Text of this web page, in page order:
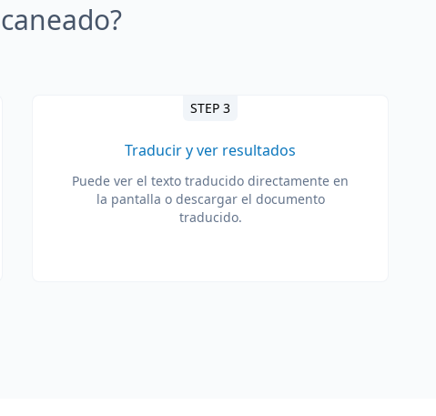
STEP 3
Traducir y ver resultados
Puede ver el texto traducido directamente en
la pantalla o descargar el documento
traducido.